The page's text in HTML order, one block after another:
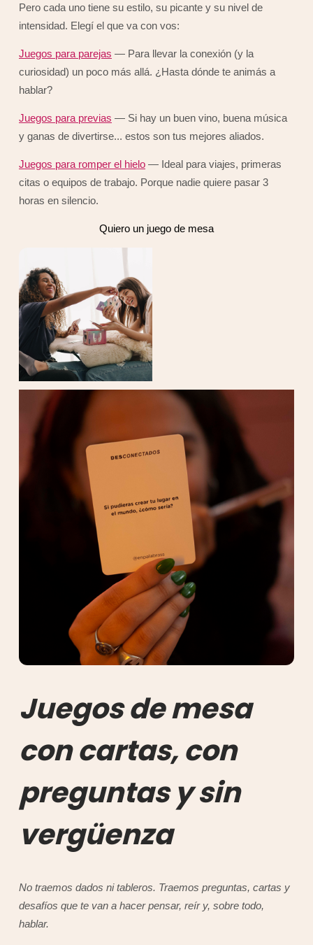
Pero cada uno tiene su estilo, su picante y su nivel de
intensidad. Elegí el que va con vos:
Juegos para parejas — Para llevar la conexión (y la
curiosidad) un poco más allá. ¿Hasta dónde te animás a
hablar?
Juegos para previas — Si hay un buen vino, buena música
y ganas de divertirse... estos son tus mejores aliados.
Juegos para romper el hielo — Ideal para viajes, primeras
citas o equipos de trabajo. Porque nadie quiere pasar 3
horas en silencio.
Quiero un juego de mesa
Juegos de mesa
con cartas, con
preguntas y sin
vergüenza
No traemos dados ni tableros. Traemos preguntas, cartas y
desafíos que te van a hacer pensar, reír y, sobre todo,
hablar.